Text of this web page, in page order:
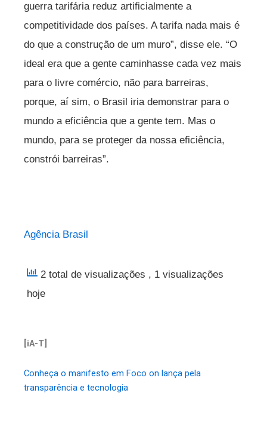
guerra tarifária reduz artificialmente a
competitividade dos países. A tarifa nada mais é
do que a construção de um muro”, disse ele. “O
ideal era que a gente caminhasse cada vez mais
para o livre comércio, não para barreiras,
porque, aí sim, o Brasil iria demonstrar para o
mundo a eficiência que a gente tem. Mas o
mundo, para se proteger da nossa eficiência,
constrói barreiras”.
Agência Brasil
2 total de visualizações , 1 visualizações
hoje
[iA-T]
Conheça o manifesto em Foco on lança pela
transparência e tecnologia